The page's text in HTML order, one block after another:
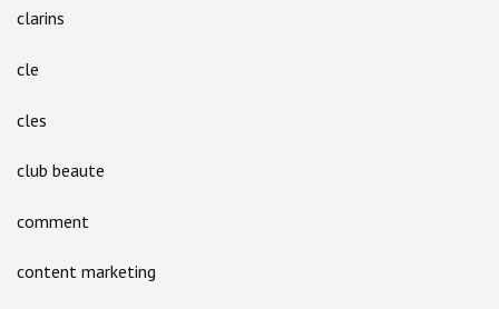
clarins
cle
cles
club beaute
comment
content marketing